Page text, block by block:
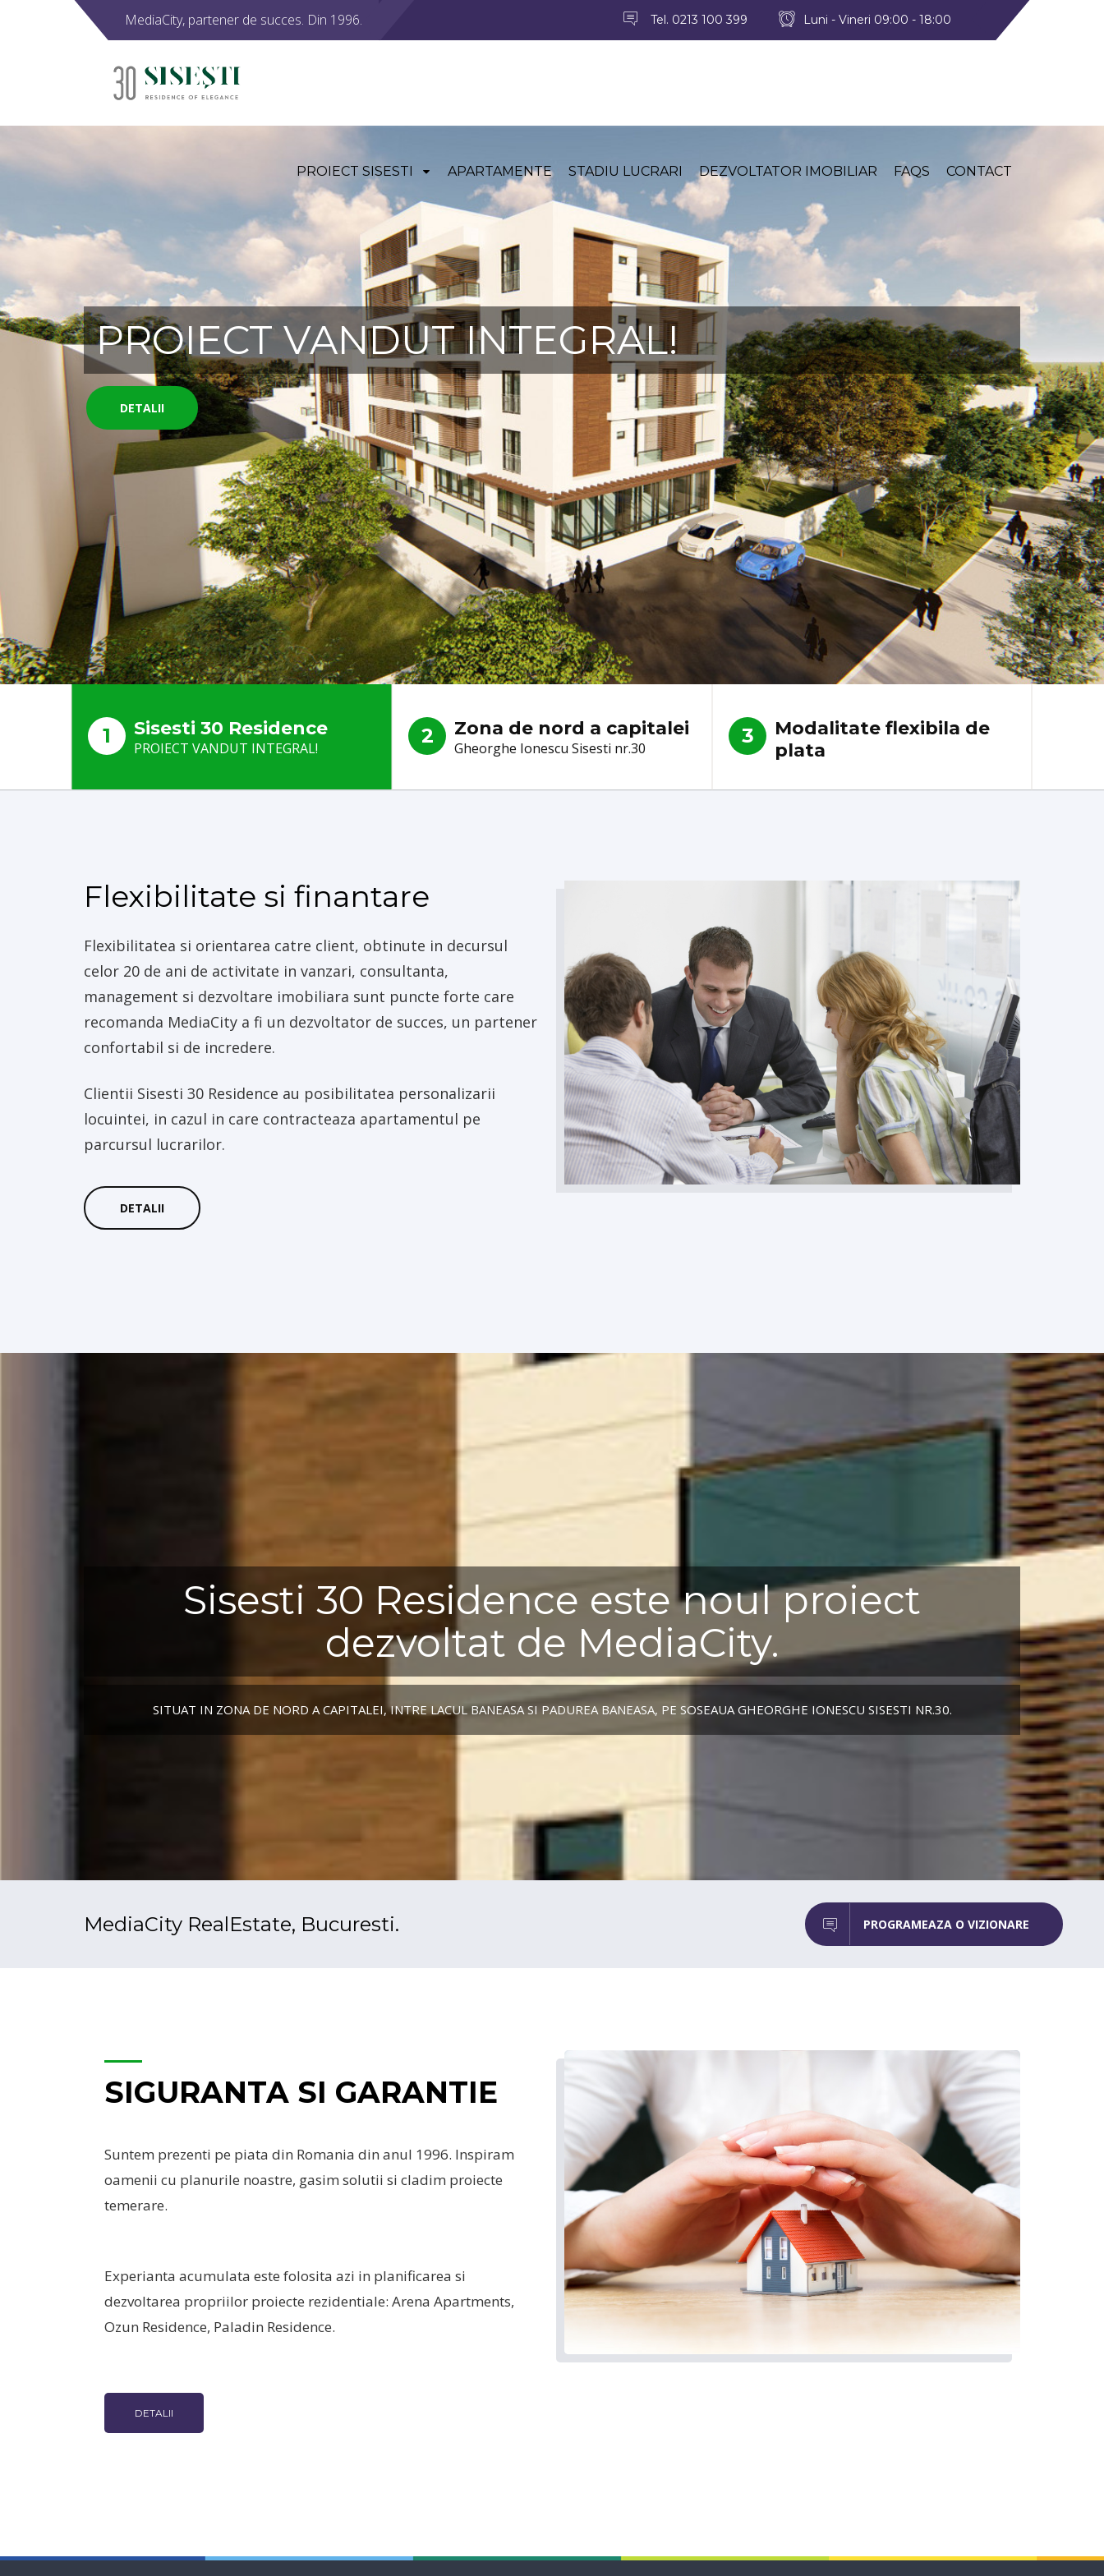
MediaCity, partener de succes. Din 1996. Tel. 0213 100 399 Luni - Vineri 09:00 - 18:00
PROIECT SISESTI APARTAMENTE STADIU LUCRARI DEZVOLTATOR IMOBILIAR FAQS CONTACT
PROIECT VANDUT INTEGRAL!
DETALII
PROIECT VANDUT INTEGRAL!
SISESTI 30 RESIDENCE
PROIECT VANDUT INTEGRAL!
1 Sisesti 30 Residence
PROIECT VANDUT INTEGRAL!
2 Zona de nord a capitalei
Gheorghe Ionescu Sisesti nr.30
3
Modalitate flexibila de
plata
Flexibilitate si finantare
Flexibilitatea si orientarea catre client, obtinute in decursul
celor 20 de ani de activitate in vanzari, consultanta,
management si dezvoltare imobiliara sunt puncte forte care
recomanda MediaCity a fi un dezvoltator de succes, un partener
confortabil si de incredere.
Clientii Sisesti 30 Residence au posibilitatea personalizarii
locuintei, in cazul in care contracteaza apartamentul pe
parcursul lucrarilor.
DETALII
Sisesti 30 Residence este noul proiect
dezvoltat de MediaCity.
SITUAT IN ZONA DE NORD A CAPITALEI, INTRE LACUL BANEASA SI PADUREA BANEASA, PE SOSEAUA GHEORGHE IONESCU SISESTI NR.30.
MediaCity RealEstate, Bucuresti. PROGRAMEAZA O VIZIONARE
SIGURANTA SI GARANTIE
Suntem prezenti pe piata din Romania din anul 1996. Inspiram
oamenii cu planurile noastre, gasim solutii si cladim proiecte
temerare.
Experianta acumulata este folosita azi in planificarea si
dezvoltarea propriilor proiecte rezidentiale: Arena Apartments,
Ozun Residence, Paladin Residence.
DETALII